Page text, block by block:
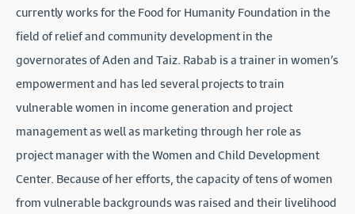
currently works for the Food for Humanity Foundation in the
field of relief and community development in the
governorates of Aden and Taiz. Rabab is a trainer in women’s
empowerment and has led several projects to train
vulnerable women in income generation and project
management as well as marketing through her role as
project manager with the Women and Child Development
Center. Because of her efforts, the capacity of tens of women
from vulnerable backgrounds was raised and their livelihood